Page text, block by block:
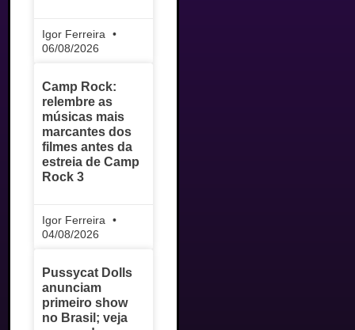
Igor Ferreira
06/08/2026
Camp Rock:
relembre as
músicas mais
marcantes dos
filmes antes da
estreia de Camp
Rock 3
Igor Ferreira
04/08/2026
Pussycat Dolls
anunciam
primeiro show
no Brasil; veja